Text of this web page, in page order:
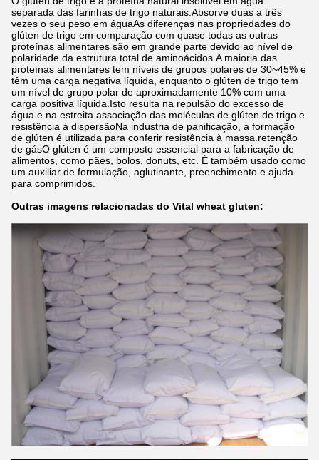
separada das farinhas de trigo naturais.Absorve duas a três
vezes o seu peso em águaAs diferenças nas propriedades do
glúten de trigo em comparação com quase todas as outras
proteínas alimentares são em grande parte devido ao nível de
polaridade da estrutura total de aminoácidos.A maioria das
proteínas alimentares tem níveis de grupos polares de 30~45% e
têm uma carga negativa líquida, enquanto o glúten de trigo tem
um nível de grupo polar de aproximadamente 10% com uma
carga positiva líquida.Isto resulta na repulsão do excesso de
água e na estreita associação das moléculas de glúten de trigo e
resistência à dispersãoNa indústria de panificação, a formação
de glúten é utilizada para conferir resistência à massa.retenção
de gásO glúten é um composto essencial para a fabricação de
alimentos, como pães, bolos, donuts, etc. É também usado como
um auxiliar de formulação, aglutinante, preenchimento e ajuda
para comprimidos.
Outras imagens relacionadas do Vital wheat gluten: